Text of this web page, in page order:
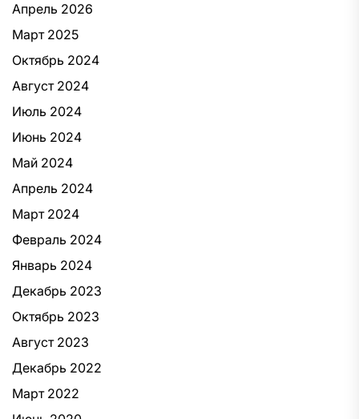
Апрель 2026
Март 2025
Октябрь 2024
Август 2024
Июль 2024
Июнь 2024
Май 2024
Апрель 2024
Март 2024
Февраль 2024
Январь 2024
Декабрь 2023
Октябрь 2023
Август 2023
Декабрь 2022
Март 2022